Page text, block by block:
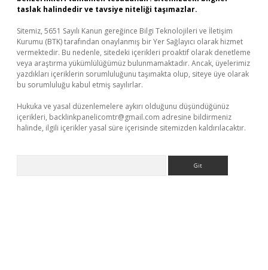
taslak halindedir ve tavsiye niteliği taşımazlar.
Sitemiz, 5651 Sayılı Kanun gereğince Bilgi Teknolojileri ve İletişim
Kurumu (BTK) tarafından onaylanmış bir Yer Sağlayıcı olarak hizmet
vermektedir. Bu nedenle, sitedeki içerikleri proaktif olarak denetleme
veya araştırma yükümlülüğümüz bulunmamaktadır. Ancak, üyelerimiz
yazdıkları içeriklerin sorumluluğunu taşımakta olup, siteye üye olarak
bu sorumluluğu kabul etmiş sayılırlar.
Hukuka ve yasal düzenlemelere aykırı olduğunu düşündüğünüz
içerikleri, backlinkpanelicomtr@gmail.com adresine bildirmeniz
halinde, ilgili içerikler yasal süre içerisinde sitemizden kaldırılacaktır.